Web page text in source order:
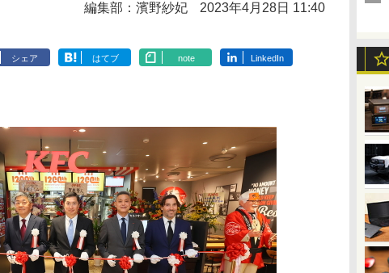
編集部：濱野紗妃 2023年4月28日 11:40
シェア はてブ note LinkedIn